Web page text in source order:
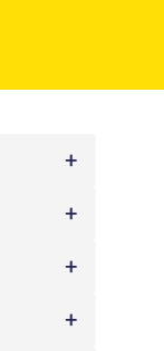
+
0+
0+
0+